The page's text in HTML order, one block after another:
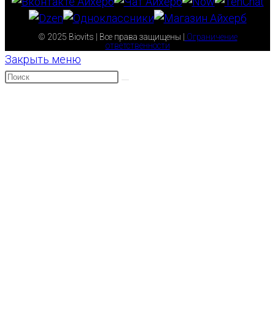
© 2025 Biovits | Все права защищены |
Ограничение
ответственности
Закрыть меню